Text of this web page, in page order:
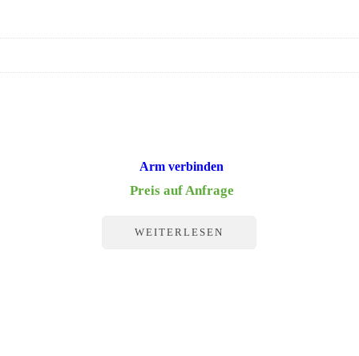
Arm verbinden
Preis auf Anfrage
WEITERLESEN